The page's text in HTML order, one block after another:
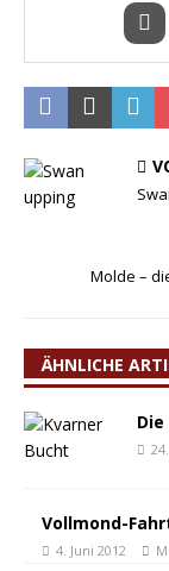
Molde –
ÄHNLICHE
Vollmond-
4. Juni 2012